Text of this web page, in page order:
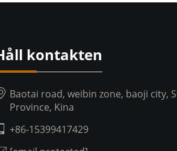
kontakten
Baotai road, weibin zone, baoji city,
Province, Kina
+86-15399417429